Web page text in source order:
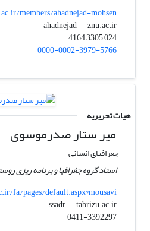
members/ahadnejad-mohsen
ahadnejad
znu.ac.ir
024 3305 4164
0000-0002-3979-5766
هیات تحریریه
میر ستار صدرموسوی
جغرافیای انسانی
استاد گروه جغرافیا و برنامه ریزی
fa/pages/default.aspx?mousavi
ssadr
tabrizu.ac.ir
0411-3392297